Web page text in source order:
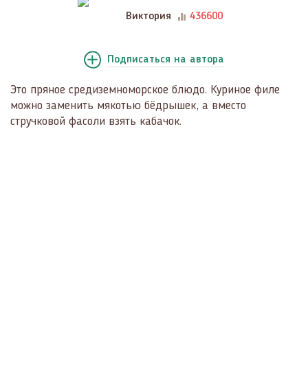
Виктория 436600
Подписаться на автора
Это пряное средиземноморское блюдо. Куриное филе
можно заменить мякотью бёдрышек, а вместо
стручковой фасоли взять кабачок.